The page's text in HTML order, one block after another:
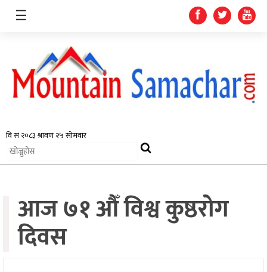
समाचार
प्रदेश
अर्थतन्त्र
स्वास्थ्य
अन्तर्राष्ट्रिय
☰
आज ७१ औँ विश्व कुष्ठरोग
दिवस